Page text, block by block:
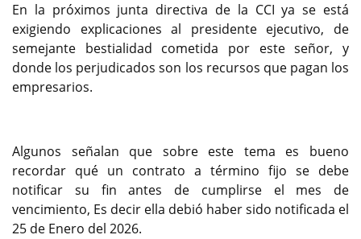
En la próximos junta directiva de la CCI ya se está
exigiendo explicaciones al presidente ejecutivo, de
semejante bestialidad cometida por este señor, y
donde los perjudicados son los recursos que pagan los
empresarios.
Algunos señalan que sobre este tema es bueno
recordar qué un contrato a término fijo se debe
notificar su fin antes de cumplirse el mes de
vencimiento, Es decir ella debió haber sido notificada el
25 de Enero del 2026.